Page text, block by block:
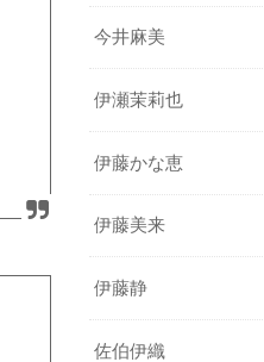
今井麻美
伊瀬茉莉也
伊藤かな恵
伊藤美来
伊藤静
佐伯伊織